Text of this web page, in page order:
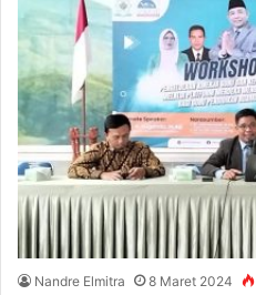
Nandre Elmitra 8 Maret 2024